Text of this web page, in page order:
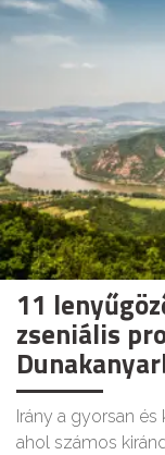
11
zseniális
Irány a gyorsan
ahol számos